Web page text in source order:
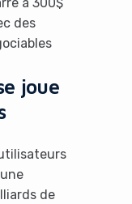
des
joue
de